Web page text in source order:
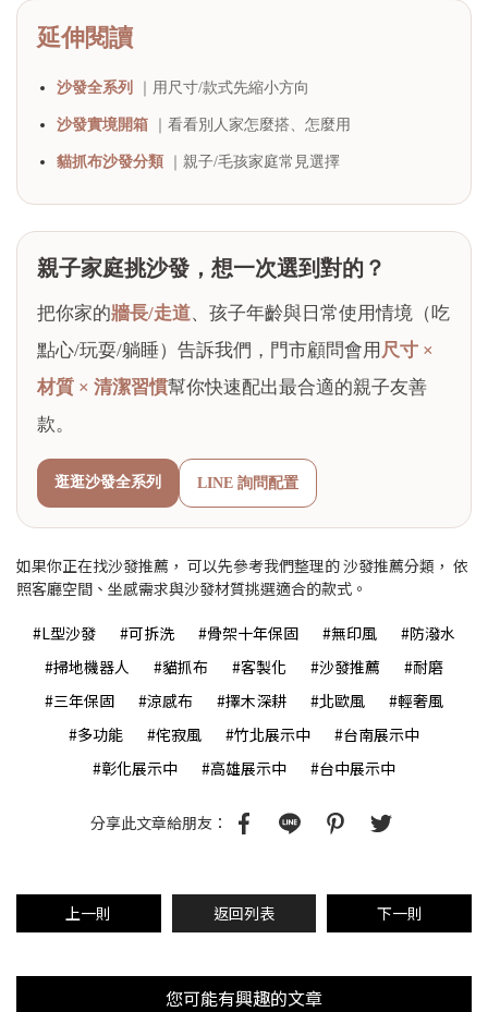
延伸閱讀
沙發全系列 ｜用尺寸/款式先縮小方向
沙發實境開箱 ｜看看別人家怎麼搭、怎麼用
貓抓布沙發分類 ｜親子/毛孩家庭常見選擇
親子家庭挑沙發，想一次選到對的？
把你家的牆長/走道、孩子年齡與日常使用情境（吃
點心/玩耍/躺睡）告訴我們，門市顧問會用 尺寸 ×
材質 × 清潔習慣幫你快速配出最合適的親子友善
款。
逛逛沙發全系列 LINE 詢問配置
如果你正在找沙發推薦 ， 可以先參考我們整理的沙發推薦分類 ， 依
照客廳空間、坐感需求與沙發材質挑選適合的款式。
#L型沙發 #可拆洗 #骨架十年保固 #無印風
#防潑水
#掃地機器人
#貓抓布 #客製化 #沙發推薦
#耐磨
#三年保固
#涼感布 #擇木深耕 #北歐風
#輕奢風
#多功能
#侘寂風 #竹北展示中
#台南展示中
#彰化展示中
#高雄展示中 #台中展示中
分享此文章給朋友：
上一則 返回列表 下一則
您可能有興趣的文章